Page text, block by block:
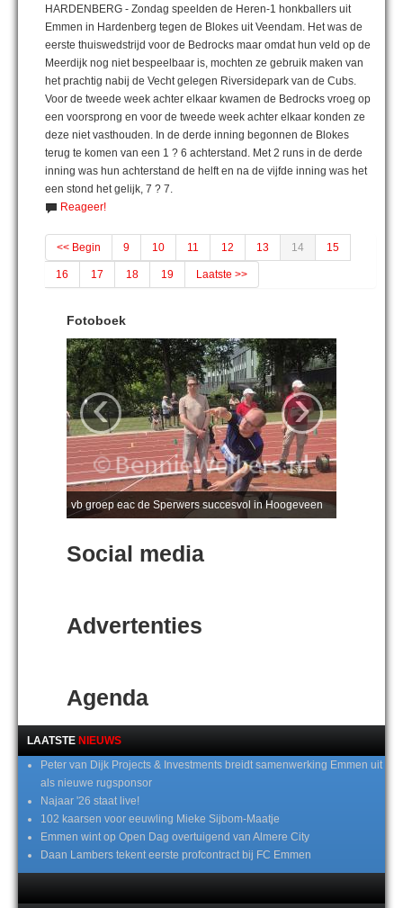
HARDENBERG - Zondag speelden de Heren-1 honkballers uit
Emmen in Hardenberg tegen de Blokes uit Veendam. Het was de
eerste thuiswedstrijd voor de Bedrocks maar omdat hun veld op de
Meerdijk nog niet bespeelbaar is, mochten ze gebruik maken van
het prachtig nabij de Vecht gelegen Riversidepark van de Cubs.
Voor de tweede week achter elkaar kwamen de Bedrocks vroeg op
een voorsprong en voor de tweede week achter elkaar konden ze
deze niet vasthouden. In de derde inning begonnen de Blokes
terug te komen van een 1 ? 6 achterstand. Met 2 runs in de derde
inning was hun achterstand de helft en na de vijfde inning was het
een stond het gelijk, 7 ? 7.
Reageer!
<< Begin 9 10 11 12 13 14 15
16 17 18 19 Laatste >>
Fotoboek
vb groep eac de Sperwers succesvol in Hoogeveen
‹ ›
Social media
Advertenties
Agenda
LAATSTE NIEUWS
Peter van Dijk Projects & Investments breidt samenwerking Emmen uit
als nieuwe rugsponsor
Najaar '26 staat live!
102 kaarsen voor eeuwling Mieke Sijbom-Maatje
Emmen wint op Open Dag overtuigend van Almere City
Daan Lambers tekent eerste profcontract bij FC Emmen